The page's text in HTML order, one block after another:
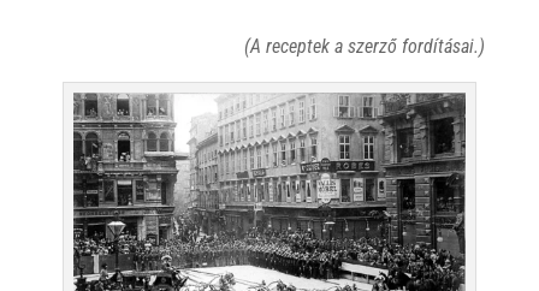
(A receptek a szerző fordításai.)